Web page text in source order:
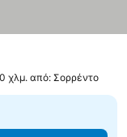
χλμ. από: Σορρέντο